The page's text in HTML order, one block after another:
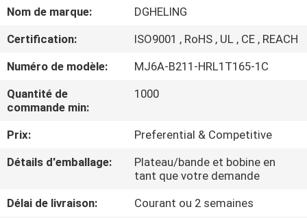
DE
NOUS
VISITE
D'USINE
CONTRÔLE
DE
Nom de marque:
DGHELING
Certification:
ISO9001 , RoHS , UL , CE , REACH
Numéro de modèle:
MJ6A-B211-HRL1T165-1C
Quantité de
commande min:
1000
Prix:
Preferential & Competitive
Détails d'emballage:
Plateau/bande et bobine en
tant que votre demande
Délai de livraison:
Courant ou 2 semaines